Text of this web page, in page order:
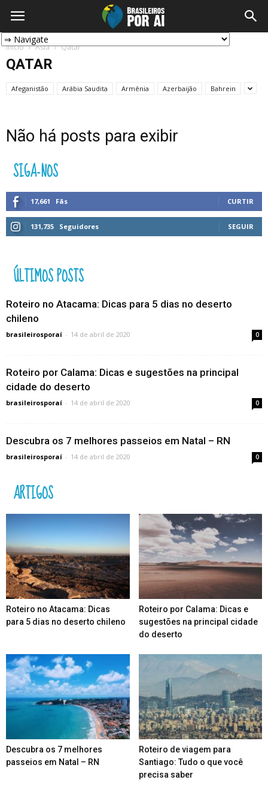
Início Ásia Qatar
QATAR
Afeganistão Arábia Saudita Armênia Azerbaijão Bahrein
Não há posts para exibir
SIGA-NOS
17,661 Fãs CURTIR
131,735 Seguidores SEGUIR
ÚLTIMOS POSTS
Roteiro no Atacama: Dicas para 5 dias no deserto
chileno
brasileirosporaí - 14 de abril de 2020 0
Roteiro por Calama: Dicas e sugestões na principal
cidade do deserto
brasileirosporaí - 14 de abril de 2020 0
Descubra os 7 melhores passeios em Natal – RN
brasileirosporaí - 14 de abril de 2020 0
ARTIGOS
Roteiro no Atacama: Dicas
para 5 dias no deserto chileno
Roteiro por Calama: Dicas e
sugestões na principal cidade
do deserto
Descubra os 7 melhores
passeios em Natal – RN
Roteiro de viagem para
Santiago: Tudo o que você
precisa saber